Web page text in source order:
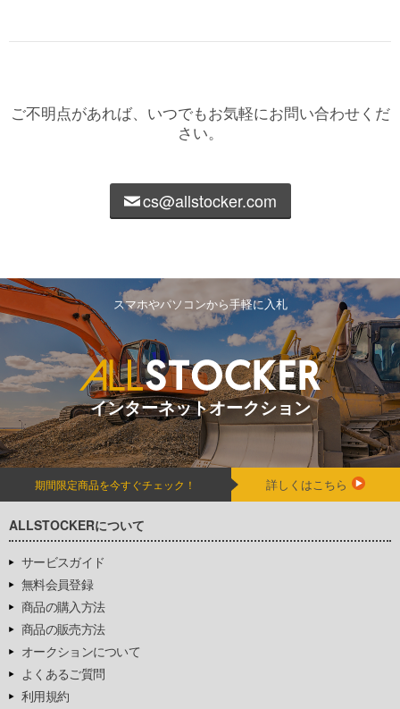
ご不明点があれば、いつでもお気軽にお問い合わせくだ
さい。
cs@allstocker.com
スマホやパソコンから手軽に入札
インターネットオークション
期間限定商品を今すぐチェック！ 詳しくはこちら
ALLSTOCKERについて
サービスガイド
無料会員登録
商品の購入方法
商品の販売方法
オークションについて
よくあるご質問
利用規約